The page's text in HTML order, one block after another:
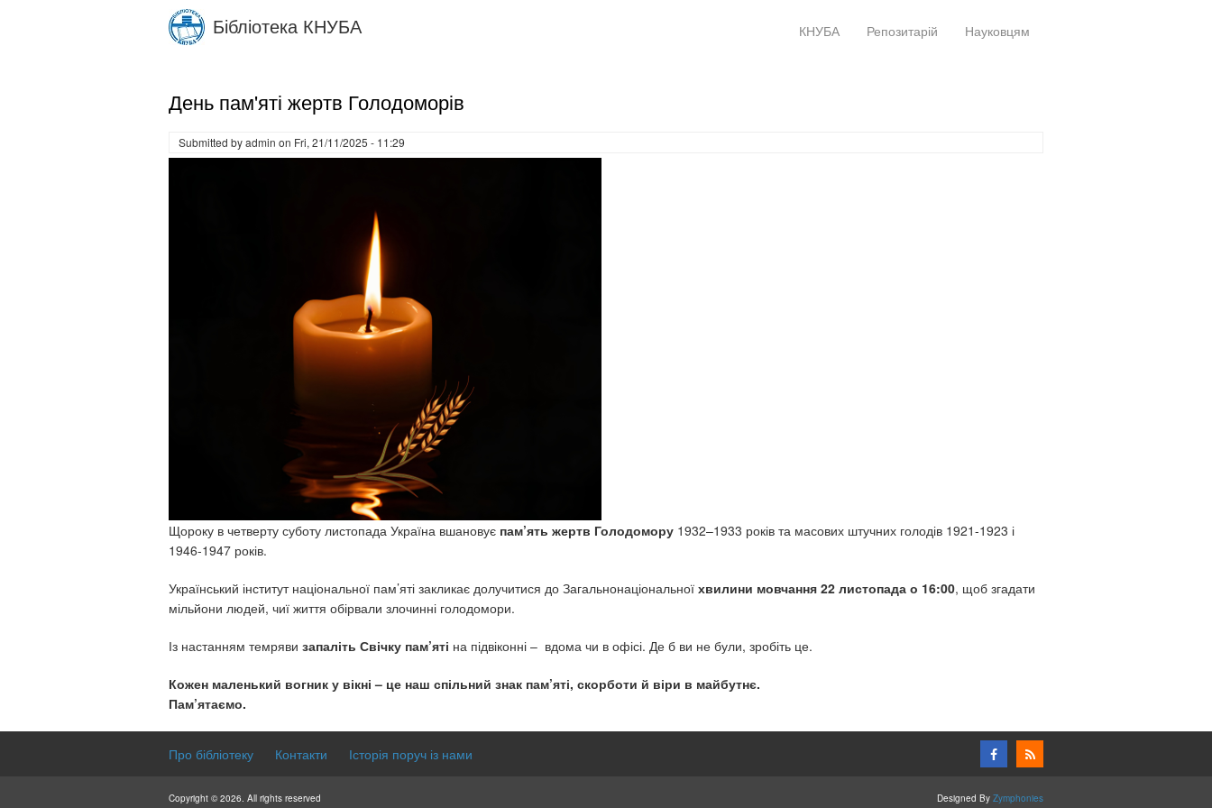
Бібліотека КНУБА КНУБА Репозитарій Науковцям
День пам'яті жертв Голодоморів
Submitted byadmin on Fri, 21/11/2025 - 11:29
Щороку в четверту суботу листопада Україна вшановує пам’ять жертв Голодомору 1932–1933 років та масових штучних голодів 1921-1923 і
1946-1947 років.
Український інститут національної пам’яті закликає долучитися до Загальнонаціональної хвилини мовчання 22 листопада о 16:00, щоб згадати
мільйони людей, чиї життя обірвали злочинні голодомори.
Із настанням темряви запаліть Свічку пам’яті на підвіконні – вдома чи в офісі. Де б ви не були, зробіть це.
Кожен маленький вогник у вікні – це наш спільний знак пам’яті, скорботи й віри в майбутнє.
Пам’ятаємо.
Про бібліотеку Контакти Історія поруч із нами
Copyright © 2026. All rights reserved Designed By Zymphonies